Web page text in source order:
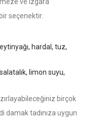
ve ızgara
seçenektir.
hardal, tuz,
limon suyu,
birçok
damak tadınıza uygun